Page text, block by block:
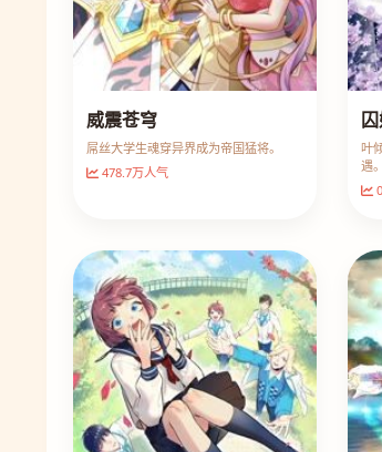
威震苍穹
屌丝大学生魂穿异界成为帝国猛将。
478.7万人气
叶
遇。